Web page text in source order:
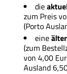
die
zum Preis
(Porto
eine
(zum
von 4,00
Ausland